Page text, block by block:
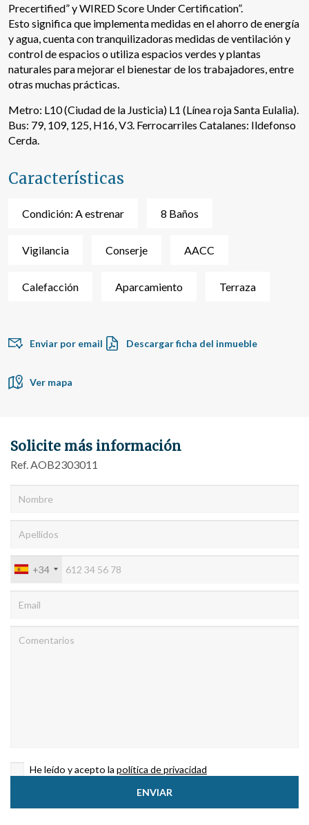
Precertified” y WIRED Score Under Certification”.
Esto significa que implementa medidas en el ahorro de energía
y agua, cuenta con tranquilizadoras medidas de ventilación y
control de espacios o utiliza espacios verdes y plantas
naturales para mejorar el bienestar de los trabajadores, entre
otras muchas prácticas.
Metro: L10 (Ciudad de la Justicia) L1 (Línea roja Santa Eulalia).
Bus: 79, 109, 125, H16, V3. Ferrocarriles Catalanes: Ildefonso
Cerda.
Características
Condición: A estrenar 8 Baños
Vigilancia Conserje AACC
Calefacción Aparcamiento Terraza
Enviar por email Descargar ficha del inmueble
Ver mapa
Solicite más información
Ref. AOB2303011
+34
He leído y acepto la política de privacidad
Analíticas y personalización
Permiten realizar el seguimiento y análisis del
comportamiento de los usuarios de este sitio web. La
información recogida mediante este tipo de cookies se
utiliza en la medición de la actividad de la web para la
elaboración de perfiles de navegación de los usuarios con
datos de uso que hacen los usuarios del servicio. Permiten
guardar la información de preferencia del usuario para
mejorar la calidad de nuestros servicios y para ofrecer una
mejor experiencia a través de productos recomendados.
Marketing y publicidad
sobre las preferencias y elecciones personales del usuario
de navegación en el sitio web y mostrar publicidad
relacionada con el perfil de navegación del usuario.